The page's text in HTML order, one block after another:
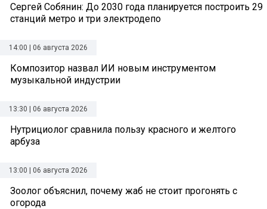
Сергей Собянин: До 2030 года планируется построить 29
станций метро и три электродепо
14:00 | 06 августа 2026
Композитор назвал ИИ новым инструментом
музыкальной индустрии
13:30 | 06 августа 2026
Нутрициолог сравнила пользу красного и желтого
арбуза
13:00 | 06 августа 2026
Зоолог объяснил, почему жаб не стоит прогонять с
огорода